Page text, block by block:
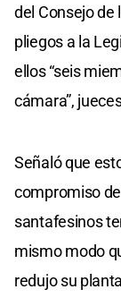
del Consejo
pliegos a la
ellos “seis
cámara”,
Señaló que
compromiso
santafesinos
mismo modo
redujo su